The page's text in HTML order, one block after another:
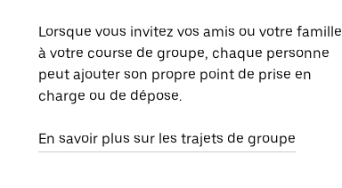
Lorsque vous invitez vos amis ou votre famille
à votre course de groupe, chaque personne
peut ajouter son propre point de prise en
charge ou de dépose.
En savoir plus sur les trajets de groupe